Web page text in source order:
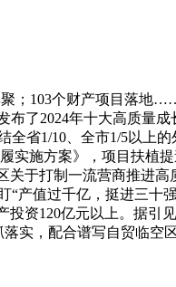
；103个财产项目落地
了2024年十大高质量
省1/10、全市1/5以上
实施方案》，项目扶植
于打制一流营商推进
产值过千亿，挺进三十
资120亿元以上。据引
实，配合谱写自贸临空